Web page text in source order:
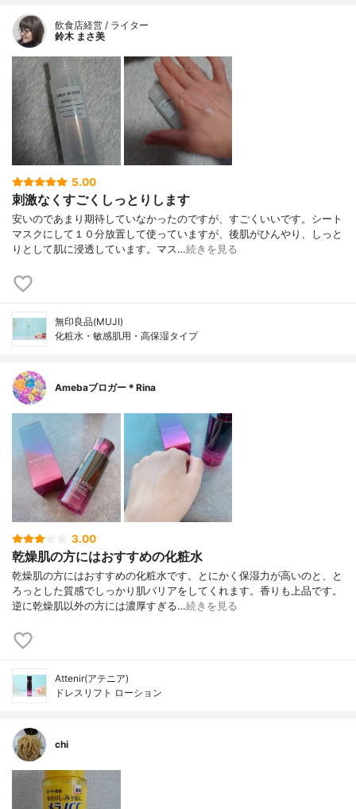
飲食店経営 / ライター
鈴木 まさ美
5.00
刺激なくすごくしっとりします
安いのであまり期待していなかったのですが、すごくいいです。シート
マスクにして１０分放置して使っていますが、後肌がひんやり、しっと
りとして肌に浸透しています。マス…続きを見る
無印良品(MUJI)
化粧水・敏感肌用・高保湿タイプ
Amebaブロガー＊Rina
3.00
乾燥肌の方にはおすすめの化粧水
乾燥肌の方にはおすすめの化粧水です。とにかく保湿力が高いのと、と
ろっとした質感でしっかり肌バリアをしてくれます。香りも上品です。
逆に乾燥肌以外の方には濃厚すぎる…続きを見る
Attenir(アテニア)
ドレスリフト ローション
chi